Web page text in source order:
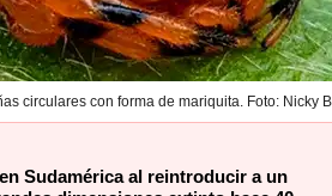
circulares con forma de mariquita. Foto: Nicky
Sudamérica al reintroducir a un